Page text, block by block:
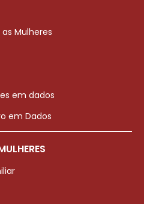
Mulheres
em dados
em Dados